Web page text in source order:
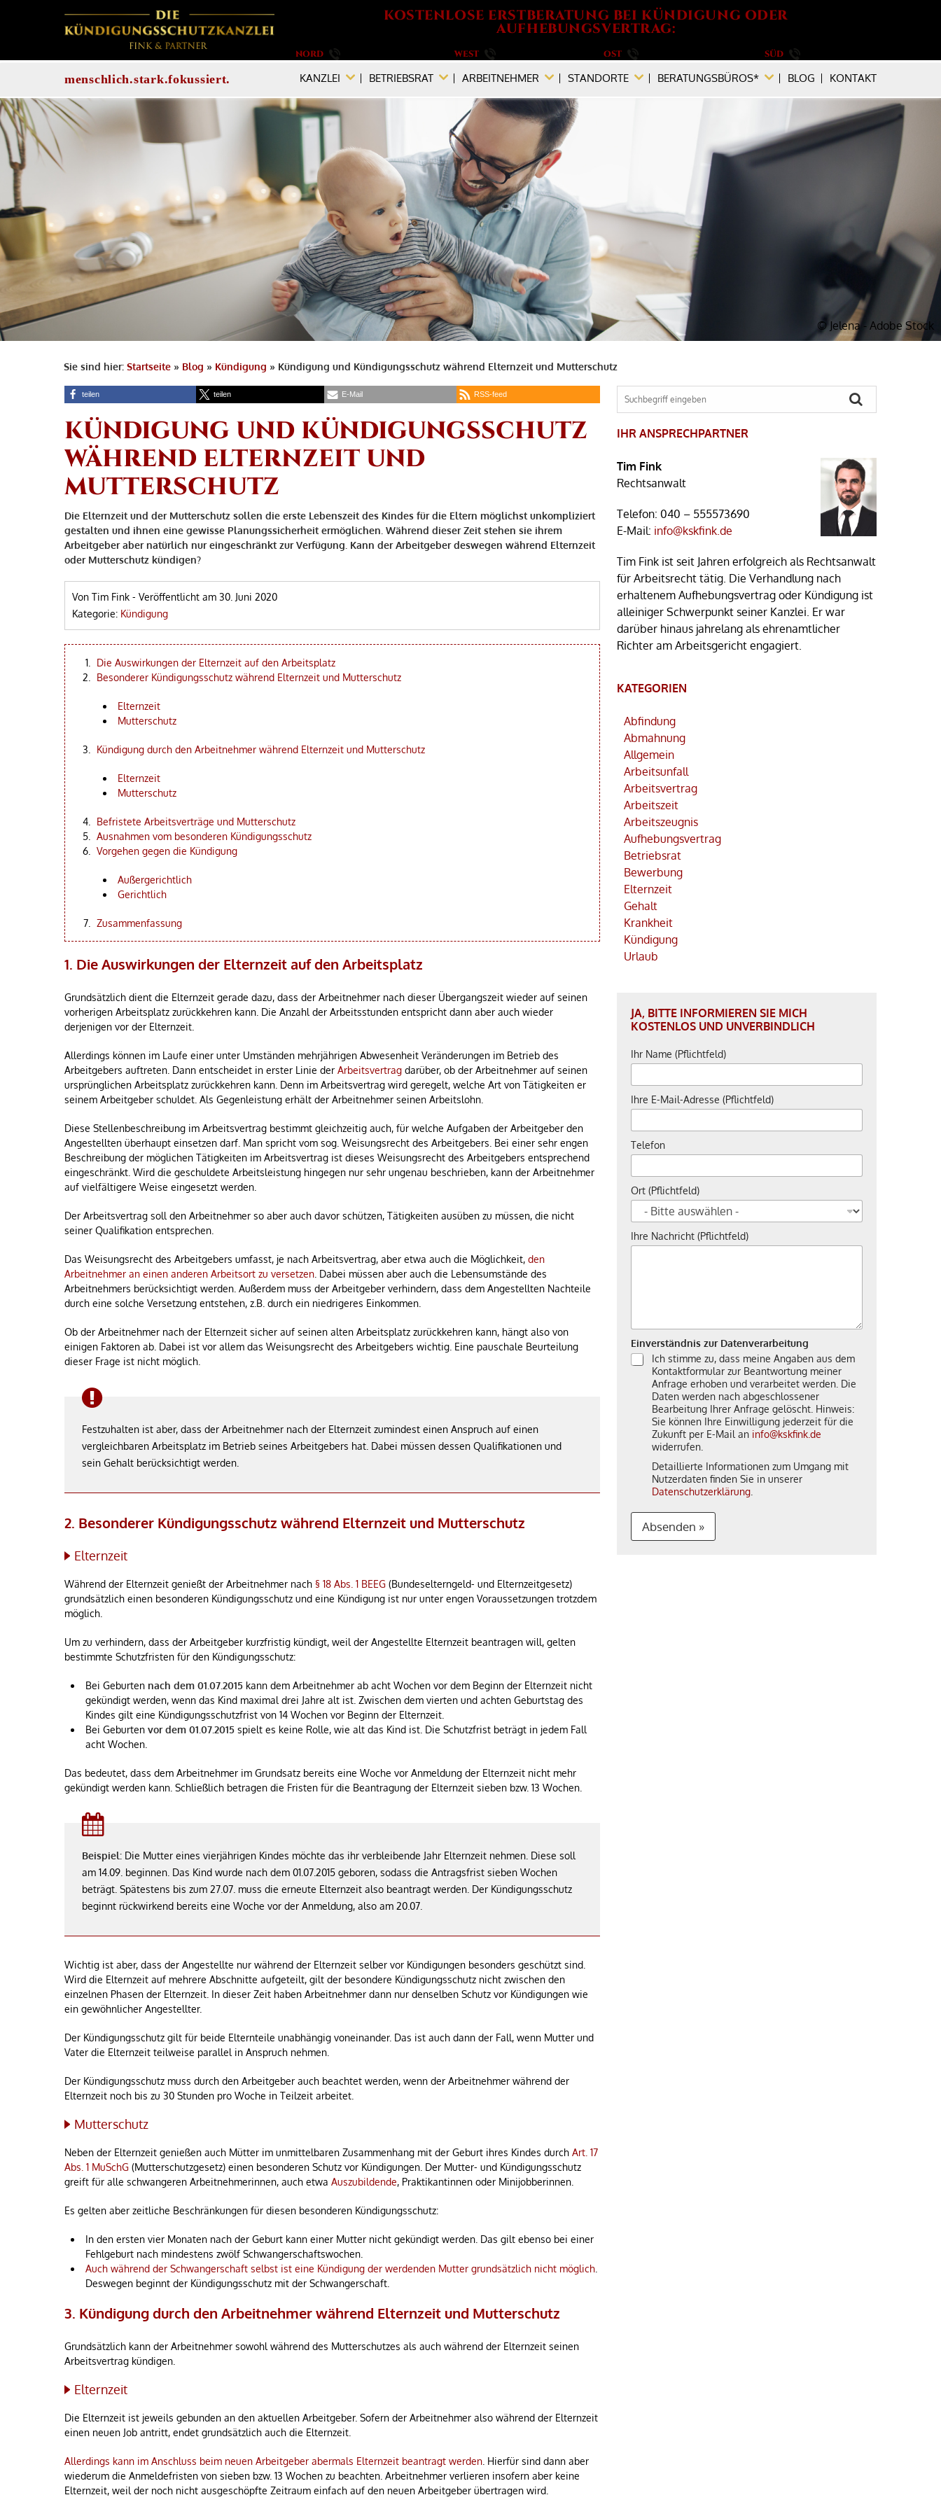
KOSTENLOSE ERSTBERATUNG BEI KÜNDIGUNG ODER
AUFHEBUNGSVERTRAG:
NORD WEST OST SÜD
menschlich.stark.fokussiert. KANZLEI BETRIEBSRAT ARBEITNEHMER STANDORTE BERATUNGSBÜROS* BLOG KONTAKT
© Jelena - Adobe Stock
Sie sind hier: Startseite» Blog » Kündigung » Kündigung und Kündigungsschutz während Elternzeit und Mutterschutz
teilen teilen E-Mail RSS-feed
KÜNDIGUNG UND KÜNDIGUNGSSCHUTZ
WÄHREND ELTERNZEIT UND
MUTTERSCHUTZ
Die Elternzeit und der Mutterschutz sollen die erste Lebenszeit des Kindes für die Eltern möglichst unkompliziert
gestalten und ihnen eine gewisse Planungssicherheit ermöglichen. Während dieser Zeit stehen sie ihrem
Arbeitgeber aber natürlich nur eingeschränkt zur Verfügung. Kann der Arbeitgeber deswegen während Elternzeit
oder Mutterschutz kündigen?
Von Tim Fink - Veröffentlicht am 30. Juni 2020
Kategorie: Kündigung
Die Auswirkungen der Elternzeit auf den Arbeitsplatz
Besonderer Kündigungsschutz während Elternzeit und Mutterschutz
Elternzeit
Mutterschutz
Kündigung durch den Arbeitnehmer während Elternzeit und Mutterschutz
Elternzeit
Mutterschutz
Befristete Arbeitsverträge und Mutterschutz
Ausnahmen vom besonderen Kündigungsschutz
Vorgehen gegen die Kündigung
Außergerichtlich
Gerichtlich
Zusammenfassung
1. Die Auswirkungen der Elternzeit auf den Arbeitsplatz
Grundsätzlich dient die Elternzeit gerade dazu, dass der Arbeitnehmer nach dieser Übergangszeit wieder auf seinen
vorherigen Arbeitsplatz zurückkehren kann. Die Anzahl der Arbeitsstunden entspricht dann aber auch wieder
derjenigen vor der Elternzeit.
Allerdings können im Laufe einer unter Umständen mehrjährigen Abwesenheit Veränderungen im Betrieb des
Arbeitgebers auftreten. Dann entscheidet in erster Linie der Arbeitsvertrag darüber, ob der Arbeitnehmer auf seinen
ursprünglichen Arbeitsplatz zurückkehren kann. Denn im Arbeitsvertrag wird geregelt, welche Art von Tätigkeiten er
seinem Arbeitgeber schuldet. Als Gegenleistung erhält der Arbeitnehmer seinen Arbeitslohn.
Diese Stellenbeschreibung im Arbeitsvertrag bestimmt gleichzeitig auch, für welche Aufgaben der Arbeitgeber den
Angestellten überhaupt einsetzen darf. Man spricht vom sog. Weisungsrecht des Arbeitgebers. Bei einer sehr engen
Beschreibung der möglichen Tätigkeiten im Arbeitsvertrag ist dieses Weisungsrecht des Arbeitgebers entsprechend
eingeschränkt. Wird die geschuldete Arbeitsleistung hingegen nur sehr ungenau beschrieben, kann der Arbeitnehmer
auf vielfältigere Weise eingesetzt werden.
Der Arbeitsvertrag soll den Arbeitnehmer so aber auch davor schützen, Tätigkeiten ausüben zu müssen, die nicht
seiner Qualifikation entsprechen.
Das Weisungsrecht des Arbeitgebers umfasst, je nach Arbeitsvertrag, aber etwa auch die Möglichkeit, den
Arbeitnehmer an einen anderen Arbeitsort zu versetzen . Dabei müssen aber auch die Lebensumstände des
Arbeitnehmers berücksichtigt werden. Außerdem muss der Arbeitgeber verhindern, dass dem Angestellten Nachteile
durch eine solche Versetzung entstehen, z.B. durch ein niedrigeres Einkommen.
Ob der Arbeitnehmer nach der Elternzeit sicher auf seinen alten Arbeitsplatz zurückkehren kann, hängt also von
einigen Faktoren ab. Dabei ist vor allem das Weisungsrecht des Arbeitgebers wichtig. Eine pauschale Beurteilung
dieser Frage ist nicht möglich.
Festzuhalten ist aber, dass der Arbeitnehmer nach der Elternzeit zumindest einen Anspruch auf einen
vergleichbaren Arbeitsplatz im Betrieb seines Arbeitgebers hat. Dabei müssen dessen Qualifikationen und
sein Gehalt berücksichtigt werden.
2. Besonderer Kündigungsschutz während Elternzeit und Mutterschutz
Elternzeit
Während der Elternzeit genießt der Arbeitnehmer nach § 18 Abs. 1 BEEG (Bundeselterngeld- und Elternzeitgesetz)
grundsätzlich einen besonderen Kündigungsschutz und eine Kündigung ist nur unter engen Voraussetzungen trotzdem
möglich.
Um zu verhindern, dass der Arbeitgeber kurzfristig kündigt, weil der Angestellte Elternzeit beantragen will, gelten
bestimmte Schutzfristen für den Kündigungsschutz:
Bei Geburten nach dem 01.07.2015 kann dem Arbeitnehmer ab acht Wochen vor dem Beginn der Elternzeit nicht
gekündigt werden, wenn das Kind maximal drei Jahre alt ist. Zwischen dem vierten und achten Geburtstag des
Kindes gilt eine Kündigungsschutzfrist von 14 Wochen vor Beginn der Elternzeit.
Bei Geburten vor dem 01.07.2015 spielt es keine Rolle, wie alt das Kind ist. Die Schutzfrist beträgt in jedem Fall
acht Wochen.
Das bedeutet, dass dem Arbeitnehmer im Grundsatz bereits eine Woche vor Anmeldung der Elternzeit nicht mehr
gekündigt werden kann. Schließlich betragen die Fristen für die Beantragung der Elternzeit sieben bzw. 13 Wochen.
Beispiel: Die Mutter eines vierjährigen Kindes möchte das ihr verbleibende Jahr Elternzeit nehmen. Diese soll
am 14.09. beginnen. Das Kind wurde nach dem 01.07.2015 geboren, sodass die Antragsfrist sieben Wochen
beträgt. Spätestens bis zum 27.07. muss die erneute Elternzeit also beantragt werden. Der Kündigungsschutz
beginnt rückwirkend bereits eine Woche vor der Anmeldung, also am 20.07.
Wichtig ist aber, dass der Angestellte nur während der Elternzeit selber vor Kündigungen besonders geschützt sind.
Wird die Elternzeit auf mehrere Abschnitte aufgeteilt, gilt der besondere Kündigungsschutz nicht zwischen den
einzelnen Phasen der Elternzeit. In dieser Zeit haben Arbeitnehmer dann nur denselben Schutz vor Kündigungen wie
ein gewöhnlicher Angestellter.
Der Kündigungsschutz gilt für beide Elternteile unabhängig voneinander. Das ist auch dann der Fall, wenn Mutter und
Vater die Elternzeit teilweise parallel in Anspruch nehmen.
Der Kündigungsschutz muss durch den Arbeitgeber auch beachtet werden, wenn der Arbeitnehmer während der
Elternzeit noch bis zu 30 Stunden pro Woche in Teilzeit arbeitet.
Mutterschutz
Neben der Elternzeit genießen auch Mütter im unmittelbaren Zusammenhang mit der Geburt ihres Kindes durch Art. 17
Abs. 1 MuSchG (Mutterschutzgesetz) einen besonderen Schutz vor Kündigungen. Der Mutter- und Kündigungsschutz
greift für alle schwangeren Arbeitnehmerinnen, auch etwa Auszubildende, Praktikantinnen oder Minijobberinnen.
Es gelten aber zeitliche Beschränkungen für diesen besonderen Kündigungsschutz:
In den ersten vier Monaten nach der Geburt kann einer Mutter nicht gekündigt werden. Das gilt ebenso bei einer
Fehlgeburt nach mindestens zwölf Schwangerschaftswochen.
Auch während der Schwangerschaft selbst ist eine Kündigung der werdenden Mutter grundsätzlich nicht möglich
Deswegen beginnt der Kündigungsschutz mit der Schwangerschaft.
3. Kündigung durch den Arbeitnehmer während Elternzeit und Mutterschutz
Grundsätzlich kann der Arbeitnehmer sowohl während des Mutterschutzes als auch während der Elternzeit seinen
Arbeitsvertrag kündigen.
Elternzeit
Die Elternzeit ist jeweils gebunden an den aktuellen Arbeitgeber. Sofern der Arbeitnehmer also während der Elternzeit
einen neuen Job antritt, endet grundsätzlich auch die Elternzeit.
Allerdings kann im Anschluss beim neuen Arbeitgeber abermals Elternzeit beantragt werden . Hierfür sind dann aber
wiederum die Anmeldefristen von sieben bzw. 13 Wochen zu beachten. Arbeitnehmer verlieren insofern aber keine
Elternzeit, weil der noch nicht ausgeschöpfte Zeitraum einfach auf den neuen Arbeitgeber übertragen wird.
IHR ANSPRECHPARTNER
Tim Fink
Rechtsanwalt
Telefon:040 – 555573690
E-Mail: info@kskfink.de
Tim Fink ist seit Jahren erfolgreich als Rechtsanwalt
für Arbeitsrecht tätig. Die Verhandlung nach
erhaltenem Aufhebungsvertrag oder Kündigung ist
alleiniger Schwerpunkt seiner Kanzlei. Er war
darüber hinaus jahrelang als ehrenamtlicher
Richter am Arbeitsgericht engagiert.
KATEGORIEN
Abfindung
Abmahnung
Allgemein
Arbeitsunfall
Arbeitsvertrag
Arbeitszeit
Arbeitszeugnis
Aufhebungsvertrag
Betriebsrat
Bewerbung
Elternzeit
Gehalt
Krankheit
Kündigung
Urlaub
JA, BITTE INFORMIEREN SIE MICH
KOSTENLOS UND UNVERBINDLICH
Ihr Name (Pflichtfeld)
Ihre E-Mail-Adresse (Pflichtfeld)
Telefon
Ort (Pflichtfeld)
Ihre Nachricht (Pflichtfeld)
Einverständnis zur Datenverarbeitung
Ich stimme zu, dass meine Angaben aus dem
Kontaktformular zur Beantwortung meiner
Anfrage erhoben und verarbeitet werden. Die
Daten werden nach abgeschlossener
Bearbeitung Ihrer Anfrage gelöscht. Hinweis:
Sie können Ihre Einwilligung jederzeit für die
Zukunft per E-Mail an info@kskfink.de
widerrufen.
Detaillierte Informationen zum Umgang mit
Nutzerdaten finden Sie in unserer
Datenschutzerklärung
Absenden »